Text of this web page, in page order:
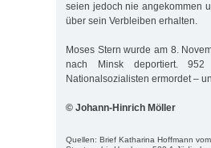
seien jedoch nie angekommen
über sein Verbleiben erhalten.
Moses Stern wurde am 8.
nach Minsk deportiert.
Nationalsozialisten ermordet –
© Johann-Hinrich Möller
Quellen: Brief Katharina Hoffmann